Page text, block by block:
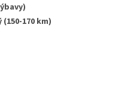
(150-170 km)